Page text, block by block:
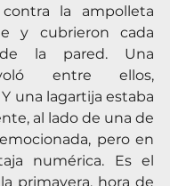
la ampolleta
y cubrieron cada
la pared. Una
entre ellos,
una lagartija estaba
al lado de una de
pero en
numérica. Es el
primavera, hora de